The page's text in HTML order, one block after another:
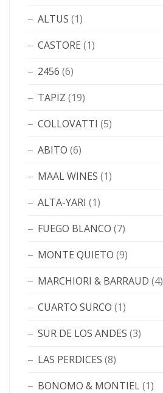
ALTUS (1)
CASTORE (1)
2456 (6)
TAPIZ (19)
COLLOVATTI (5)
ABITO (6)
MAAL WINES (1)
ALTA-YARI (1)
FUEGO BLANCO (7)
MONTE QUIETO (9)
MARCHIORI & BARRAUD (4)
CUARTO SURCO (1)
SUR DE LOS ANDES (3)
LAS PERDICES (8)
BONOMO & MONTIEL(1)